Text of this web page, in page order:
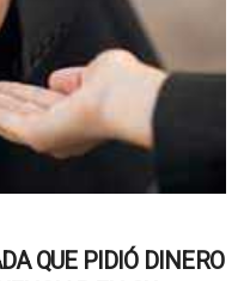
QUE PIDIÓ DINERO